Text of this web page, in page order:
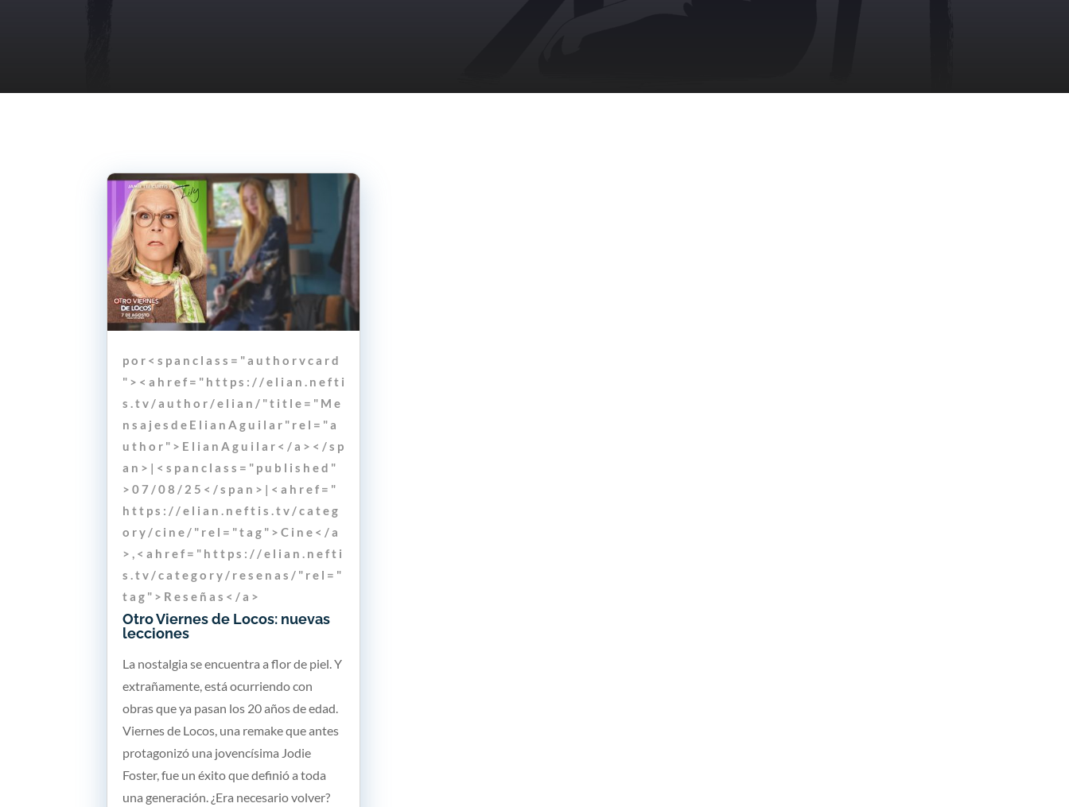
Otro Viernes de Locos: nuevas
lecciones
p o r < s p a n c l a s s = " a u t h o r v c a r d
" > < a h r e f = " h t t p s : / / e l i a n . n e f t i
s . t v / a u t h o r / e l i a n / " t i t l e = " M e
n s a j e s d e E l i a n A g u i l a r " r e l = " a
u t h o r " > E l i a n A g u i l a r < / a > < / s p
a n > | < s p a n c l a s s = " p u b l i s h e d "
> 0 7 / 0 8 / 2 5 < / s p a n > | < a h r e f = "
h t t p s : / / e l i a n . n e f t i s . t v / c a t e g
o r y / c i n e / " r e l = " t a g " > C i n e < / a
> , < a h r e f = " h t t p s : / / e l i a n . n e f t i
s . t v / c a t e g o r y / r e s e n a s / " r e l = "
t a g " > R e s e ñ a s < / a >
La nostalgia se encuentra a flor de piel. Y
extrañamente, está ocurriendo con
obras que ya pasan los 20 años de edad.
Viernes de Locos, una remake que antes
protagonizó una jovencísima Jodie
Foster, fue un éxito que definió a toda
una generación. ¿Era necesario volver?